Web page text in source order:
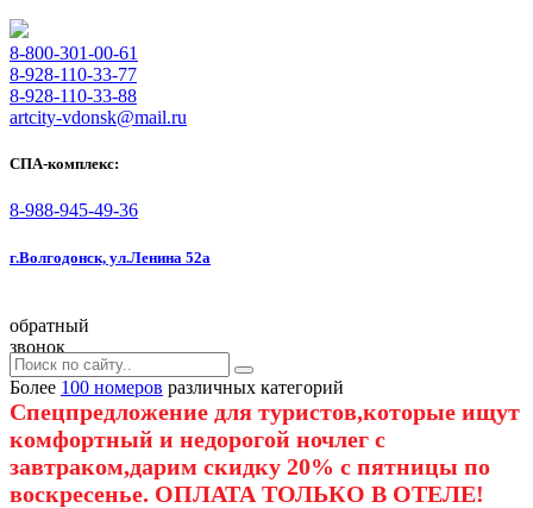
8-800-301-00-61
8-928-110-33-77
8-928-110-33-88
artcity-vdonsk@mail.ru
СПА-комплекс:
8-988-945-49-36
г.Волгодонск, ул.Ленина 52а
обратный
звонок
Более 100 номеров различных категорий
Спецпредложение для туристов,которые ищут
комфортный и недорогой ночлег с
завтраком,дарим скидку 20% с пятницы по
воскресенье. ОПЛАТА ТОЛЬКО В ОТЕЛЕ!